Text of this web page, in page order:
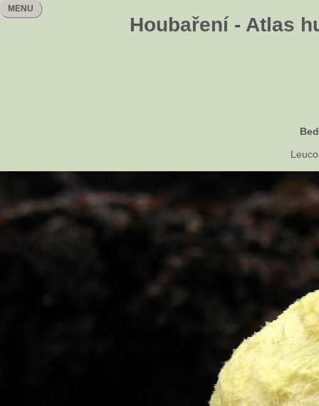
Houbaření - Atlas
MENU